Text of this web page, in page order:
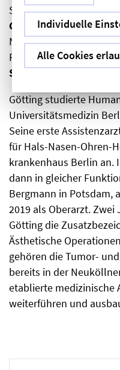
Individuelle
Alle Cookies
Seit dem 1. September
Göttingneuer Chefarzt
Nasen-Ohren-
Plastische Operationen.
Schilling, der in den
Götting studierte
Universitätsmedizin
Seine erste
für Hals-Nasen-Ohren-
krankenhaus Berlin an.
dann in gleicher
Bergmann in Potsdam,
2019 als Oberarzt. Zwei
Götting die
Ästhetische
gehören die Tumor-
bereits in der
etablierte medizinische
weiterführen und